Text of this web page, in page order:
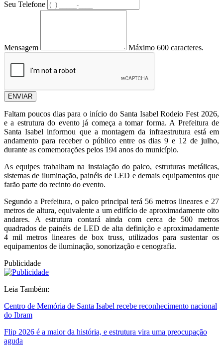
Seu Telefone
Mensagem Máximo 600 caracteres.
ENVIAR
Faltam poucos dias para o início do Santa Isabel Rodeio Fest 2026,
e a estrutura do evento já começa a tomar forma. A Prefeitura de
Santa Isabel informou que a montagem da infraestrutura está em
andamento para receber o público entre os dias 9 e 12 de julho,
durante as comemorações pelos 194 anos do município.
As equipes trabalham na instalação do palco, estruturas metálicas,
sistemas de iluminação, painéis de LED e demais equipamentos que
farão parte do recinto do evento.
Segundo a Prefeitura, o palco principal terá 56 metros lineares e 27
metros de altura, equivalente a um edifício de aproximadamente oito
andares. A estrutura contará ainda com cerca de 500 metros
quadrados de painéis de LED de alta definição e aproximadamente
4 mil metros lineares de box truss, utilizados para sustentar os
equipamentos de iluminação, sonorização e cenografia.
Publicidade
Leia Também:
Centro de Memória de Santa Isabel recebe reconhecimento nacional
do Ibram
Flip 2026 é a maior da história, e estrutura vira uma preocupação
aguda